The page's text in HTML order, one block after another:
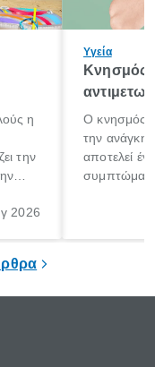
η
την
2026
Υγεία
Κνησμός:
Ο κνησμός
την ανάγκη
αποτελεί